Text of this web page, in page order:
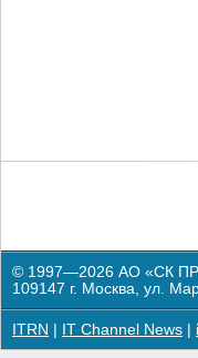
© 1997—2026 АО «СК
109147 г. Москва, ул.
ITRN IT Channel News